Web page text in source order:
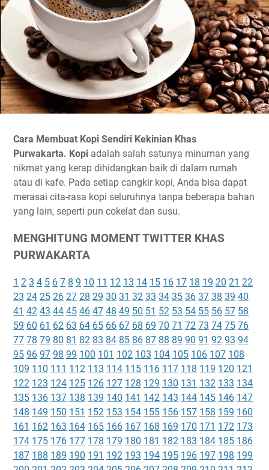
Cara Membuat Kopi Sendiri Kekinian Khas
Purwakarta. Kopi adalah salah satunya minuman yang
nikmat yang kerap dihidangkan baik di dalam rumah
atau di kafe. Pada setiap cangkir kopi, Anda bisa dapat
merasai cita-rasa kopi seluruhnya tanpa beberapa bahan
yang lain, seperti pun cokelat dan susu.
MENGHITUNG MOMENT TWITTER KHAS
PURWAKARTA
1 2 3 4 5 6 7 8 9 10 11 12 13 14 15 16 17 18 19 20 21 22
23 24 25 26 27 28 29 30 31 32 33 34 35 36 37 38 39 40
41 42 43 44 45 46 47 48 49 50 51 52 53 54 55 56 57 58
59 60 61 62 63 64 65 66 67 68 69 70 71 72 73 74 75 76
77 78 79 80 81 82 83 84 85 86 87 88 89 90 91 92 93 94
95 96 97 98 99 100 101 102 103 104 105 106 107 108
109 110 111 112 113 114 115 116 117 118 119 120 121
122 123 124 125 126 127 128 129 130 131 132 133 134
135 136 137 138 139 140 141 142 143 144 145 146 147
148 149 150 151 152 153 154 155 156 157 158 159 160
161 162 163 164 165 166 167 168 169 170 171 172 173
174 175 176 177 178 179 180 181 182 183 184 185 186
187 188 189 190 191 192 193 194 195 196 197 198 199